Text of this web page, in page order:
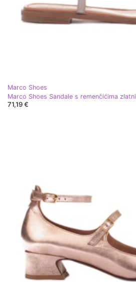
Marco Shoes
Marco Shoes Sandale s remenčićima zlatni
71,19 €